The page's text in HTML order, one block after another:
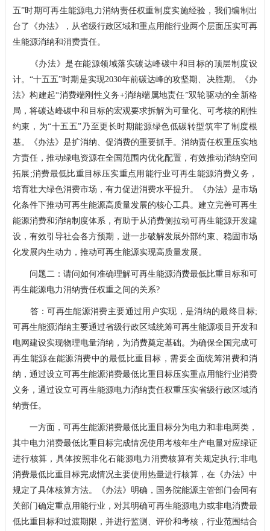
五”时期可再生能源电力消纳责任权重制度实施经验，我们编制出
台了《办法》，从省级行政区域和重点用能行业两个层面压实可再
生能源消纳和消费责任。
《办法》是在能源领域落实碳达峰碳中和目标的顶层制度设
计。“十五五”时期是实现2030年前碳达峰的攻坚期、决胜期。《办
法》构建起“消费端刚性义务+消纳端属地责任”双轮驱动的全新格
局，将碳达峰碳中和目标的宏观要求拆解为可量化、可考核的刚性
约束，为“十五五”乃至更长时期能源绿色低碳转型筑牢了制度根
基。《办法》是扩消纳、促消费的重要抓手。消纳责任权重压实地
方责任，推动绿电资源在全国范围内优化配置，有效推动消纳空间
拓展;消费最低比重目标压实重点用能行业可再生能源消费义务，
培育壮大绿色消费市场，有力促进消费水平提升。《办法》是市场
化条件下推动可再生能源高质量发展的核心工具。建立完善可再生
能源消费和消纳制度体系，有助于从消费侧拉动可再生能源开发建
设，有效引导社会各方预期，进一步破解发展外部约束、稳固市场
化发展内生动力，推动可再生能源实现高质量发展。
问题二：请问如何准确理解可再生能源消费最低比重目标和可
再生能源电力消纳责任权重之间的关系?
答：可再生能源消费主要通过用户实现，是消纳的最终目标;
可再生能源消纳主要通过省级行政区域统筹可再生能源项目开发和
电网建设实现物理电量消纳，为消费奠定基础。为确保全国完成可
再生能源在能源消费中的最低比重目标，需要全面统筹消费和消
纳，通过设立可再生能源消费最低比重目标压实重点用能行业消费
义务，通过设立可再生能源电力消纳责任权重压实省级行政区域消
纳责任。
一方面，可再生能源消费最低比重目标分为电力和非电两类，
其中电力消费最低比重目标完成情况使用考核年生产电量对应绿证
进行核算，具体按照非化石能源电力消费核算有关规定执行;非电
消费最低比重目标完成情况主要使用热量进行核算，在《办法》中
规定了具体核算方法。《办法》明确，国务院能源主管部门会同有
关部门确定重点用能行业，对其明确可再生能源电力或非电消费最
低比重目标和过渡期限，并进行监测、评价和考核，行业范围结合